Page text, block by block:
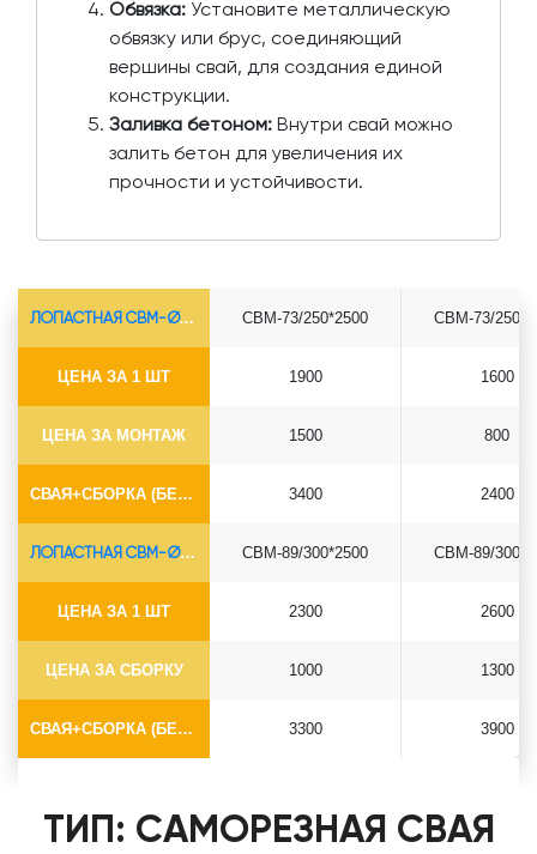
Обвязка: Установите металлическую
обвязку или брус, соединяющий
вершины свай, для создания единой
конструкции.
Заливка бетоном: Внутри свай можно
залить бетон для увеличения их
прочности и устойчивости.
ЛОПАСТНАЯ СВМ-Ø73*5.5
ЦЕНА ЗА 1 ШТ
ЦЕНА ЗА МОНТАЖ
СВАЯ+СБОРКА (БЕЗ ОГОЛОВКА)
СВМ-73/250*2500
1900
1500
3400
СВМ-73/
1600
800
2400
ЛОПАСТНАЯ СВМ-Ø89*6.5
ЦЕНА ЗА 1 ШТ
ЦЕНА ЗА СБОРКУ
СВАЯ+СБОРКА (БЕЗ ОГОЛОВКА)
СВМ-89/300*2500
2300
1000
3300
СВМ-89/
2600
1300
3900
ТИП: САМОРЕЗНАЯ СВАЯ